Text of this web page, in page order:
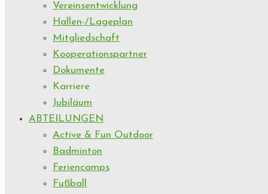
Vereinsentwicklung
Hallen-/Lageplan
Mitgliedschaft
Kooperationspartner
Dokumente
Karriere
Jubiläum
ABTEILUNGEN
Active & Fun Outdoor
Badminton
Feriencamps
Fußball